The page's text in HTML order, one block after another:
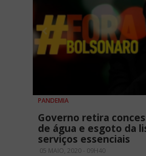
PANDEMIA
Governo retira
de água e esgoto da
serviços essenciais
05 MAIO, 2020 - 09H40